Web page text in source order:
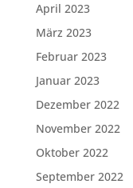
April 2023
März 2023
Februar 2023
Januar 2023
Dezember 2022
November 2022
Oktober 2022
September 2022